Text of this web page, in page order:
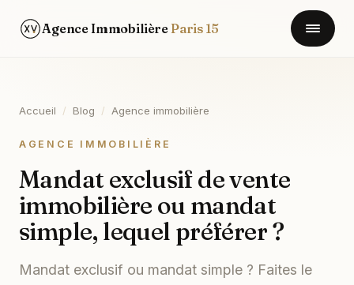
Agence Immobilière Paris 15
Accueil / Blog / Agence immobilière
AGENCE IMMOBILIÈRE
Mandat exclusif de vente
immobilière ou mandat
simple, lequel préférer ?
Mandat exclusif ou mandat simple ? Faites le